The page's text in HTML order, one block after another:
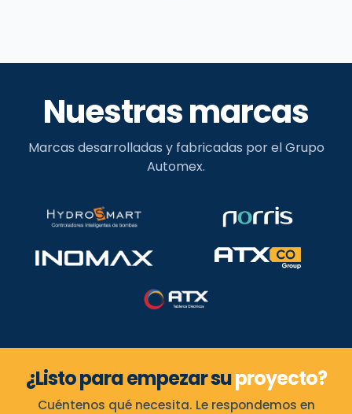
Nuestras marcas
Marcas desarrolladas y fabricadas por el Grupo
Automex.
¿Listo para empezar suproyecto?
Cuéntenos qué necesita. Le respondemos en